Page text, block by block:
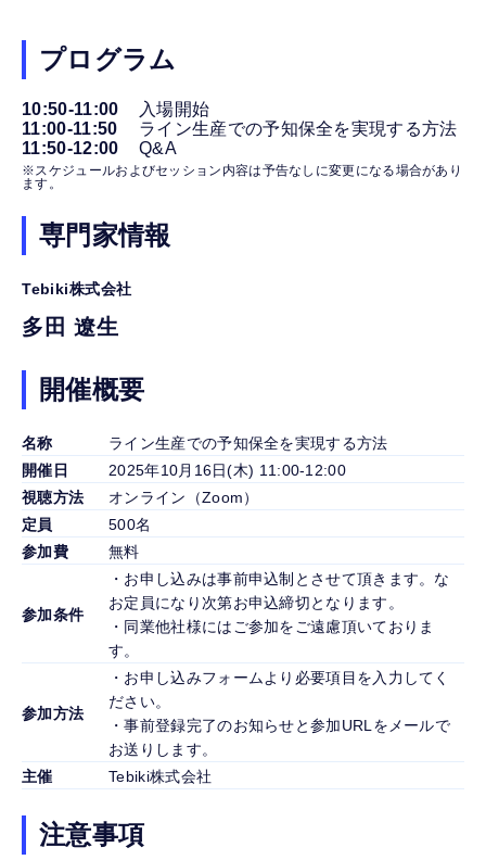
プログラム
10:50-11:00
入場開始
11:00-11:50
ライン生産での予知保全を実現する方法
11:50-12:00
Q&A
※スケジュールおよびセッション内容は予告なしに変更になる場合があり
ます。
専門家情報
Tebiki株式会社
多田 遼生
開催概要
名称
ライン生産での予知保全を実現する方法
開催日
2025年10月16日(木) 11:00-12:00
視聴方法
オンライン（Zoom）
定員
500名
参加費
無料
参加条件
・お申し込みは事前申込制とさせて頂きます。な
お定員になり次第お申込締切となります。
・同業他社様にはご参加をご遠慮頂いておりま
す。
参加方法
・お申し込みフォームより必要項目を入力してく
ださい。
・事前登録完了のお知らせと参加URLをメールで
お送りします。
主催
Tebiki株式会社
注意事項